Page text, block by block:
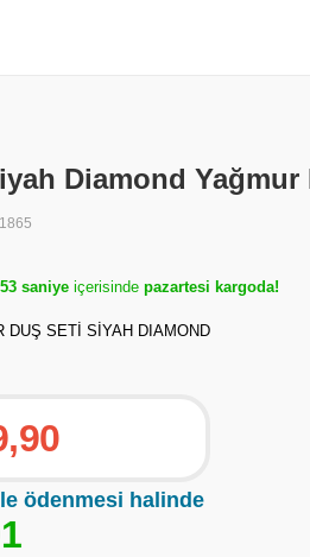
Diamond Yağmur
saniye içerisinde pazartesi kargoda!
DUŞ SETİ SİYAH DIAMOND
ödenmesi halinde
1